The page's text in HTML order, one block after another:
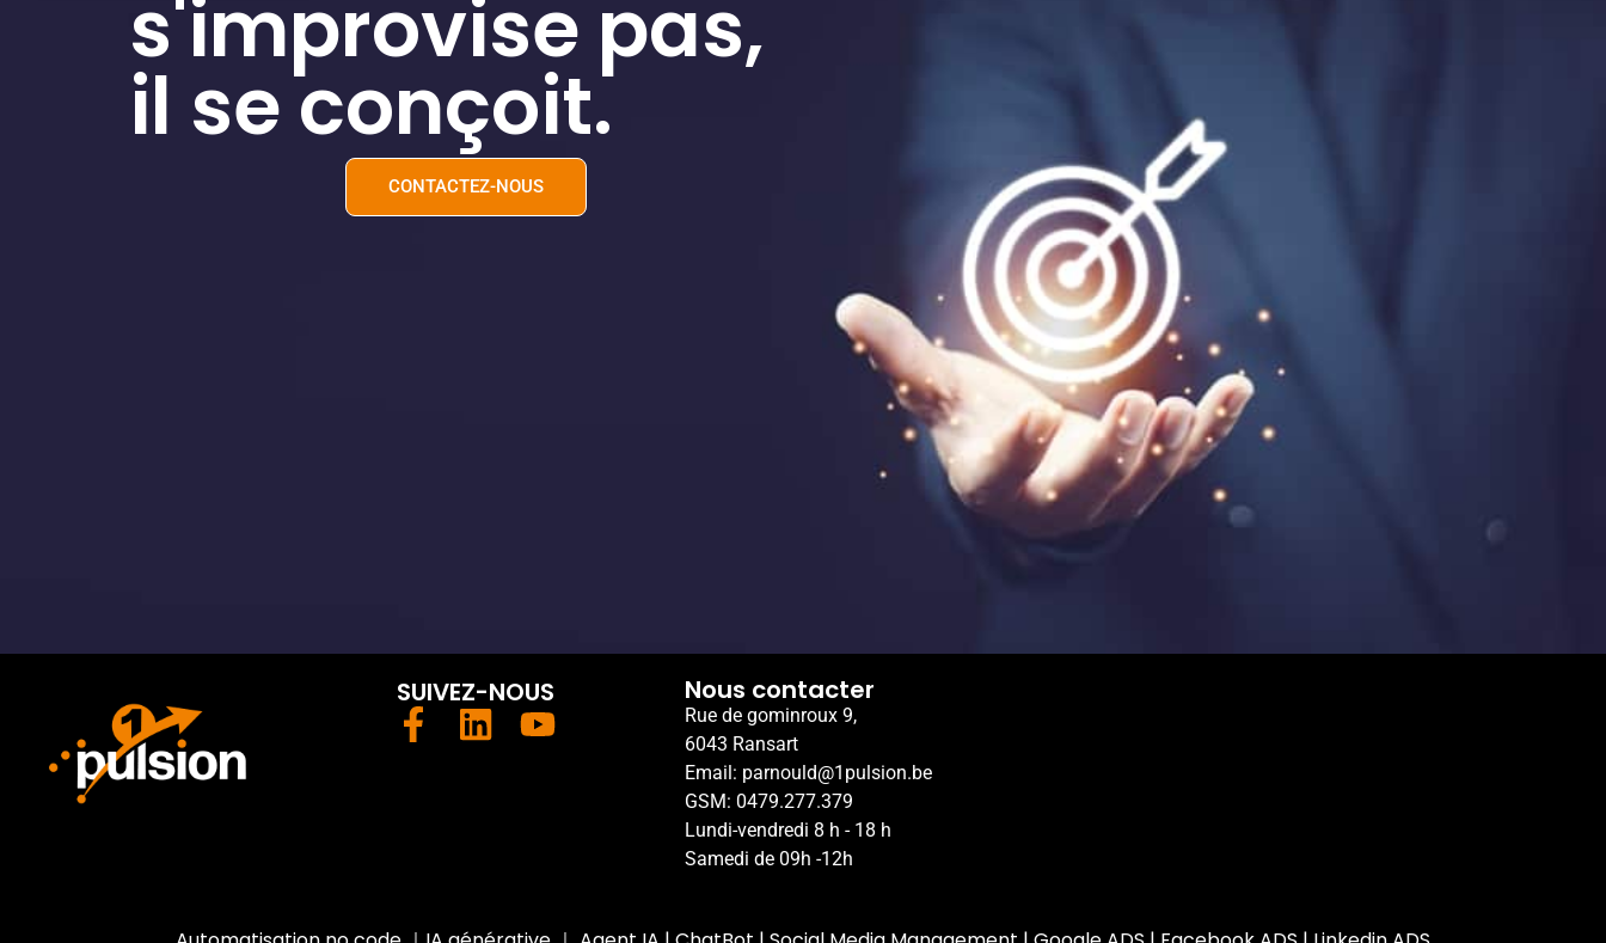
s'improvise pas,
il se conçoit.
CONTACTEZ-NOUS
SUIVEZ-NOUS Nous contacter
Rue de gominroux 9,
6043 Ransart
Email: parnould@1pulsion.be
GSM: 0479.277.379
Lundi-vendredi 8 h - 18 h
Samedi de 09h -12h